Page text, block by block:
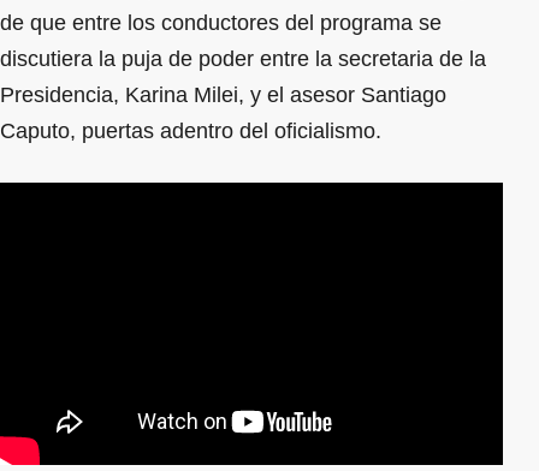
de que entre los conductores del programa se
discutiera la puja de poder entre la secretaria de la
Presidencia, Karina Milei, y el asesor Santiago
Caputo, puertas adentro del oficialismo.